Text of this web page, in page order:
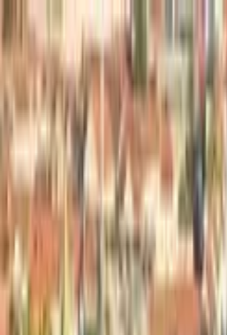
Nach Stadt suchen